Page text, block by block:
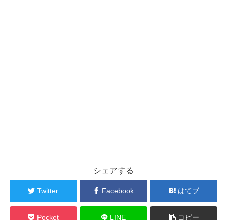
シェアする
Twitter Facebook はてブ
Pocket LINE コピー